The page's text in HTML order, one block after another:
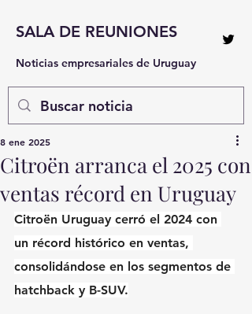
SALA DE REUNIONES
Noticias empresariales de Uruguay
Citroën arranca el 2025 con
ventas récord en Uruguay
8 ene 2025
Citroën Uruguay cerró el 2024 con
un récord histórico en ventas,
consolidándose en los segmentos de
hatchback y B-SUV.